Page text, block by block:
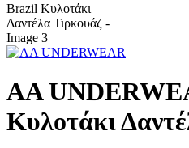
AA
Κυλοτάκι